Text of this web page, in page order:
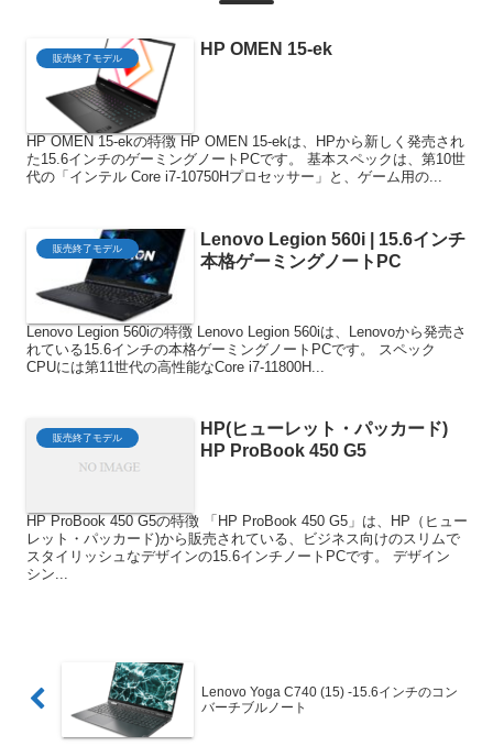
販売終了モデル HP OMEN 15-ek
HP OMEN 15-ekの特徴 HP OMEN 15-ekは、HPから新しく発売され
た15.6インチのゲーミングノートPCです。 基本スペックは、第10世
代の「インテル Core i7-10750Hプロセッサー」と、ゲーム用の...
販売終了モデル
Lenovo Legion 560i | 15.6インチ
本格ゲーミングノートPC
Lenovo Legion 560iの特徴 Lenovo Legion 560iは、Lenovoから発売さ
れている15.6インチの本格ゲーミングノートPCです。 スペック
CPUには第11世代の高性能なCore i7-11800H...
販売終了モデル
HP(ヒューレット・パッカード)
HP ProBook 450 G5
HP ProBook 450 G5の特徴 「HP ProBook 450 G5」は、HP（ヒュー
レット・パッカード)から販売されている、ビジネス向けのスリムで
スタイリッシュなデザインの15.6インチノートPCです。 デザイン
シン...
Lenovo Yoga C740 (15) -15.6インチのコン
バーチブルノート